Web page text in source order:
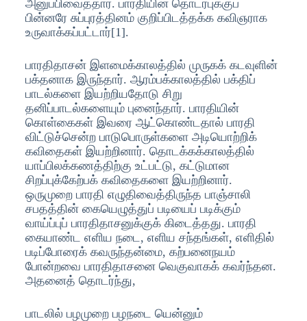
அனுப்பிவைத்தார். பாரதியின் தொடர்புக்குப்
பின்னரே சுப்புரத்தினம் குறிப்பிடத்தக்க கவிஞராக
உருவாக்கப்பட்டார்[1].
பாரதிதாசன் இளமைக்காலத்தில் முருகக் கடவுளின்
பக்தனாக இருந்தார். ஆரம்பக்காலத்தில் பக்திப்
பாடல்களை இயற்றியதோடு சிறு
தனிப்பாடல்களையும் புனைந்தார். பாரதியின்
கொள்கைகள் இவரை ஆட்கொண்டதால் பாரதி
விட்டுச்சென்ற பாடுபொருள்களை அடியொற்றிக்
கவிதைகள் இயற்றினார். தொடக்கக்காலத்தில்
யாப்பிலக்கணத்திற்கு உட்பட்டு, கட்டுமான
சிறப்புக்கேற்பக் கவிதைகளை இயற்றினார்.
ஒருமுறை பாரதி எழுதிவைத்திருந்த பாஞ்சாலி
சபதத்தின் கையெழுத்துப் படியைப் படிக்கும்
வாய்ப்புப் பாரதிதாசனுக்குக் கிடைத்தது. பாரதி
கையாண்ட எளிய நடை, எளிய சந்தங்கள், எளிதில்
படிப்போரைக் கவருந்தன்மை, கற்பனைநயம்
போன்றவை பாரதிதாசனை வெகுவாகக் கவர்ந்தன.
அதனைத் தொடர்ந்து,
பாடலில் பழமுறை பழநடை யென்னும்